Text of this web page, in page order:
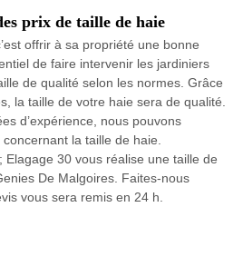
prix de taille de haie
offrir à sa propriété une bonne
de faire intervenir les jardiniers
de qualité selon les normes. Grâce
la taille de votre haie sera de qualité.
d’expérience, nous pouvons
la taille de haie.
Elagage 30 vous réalise une taille de
De Malgoires. Faites-nous
vous sera remis en 24 h.